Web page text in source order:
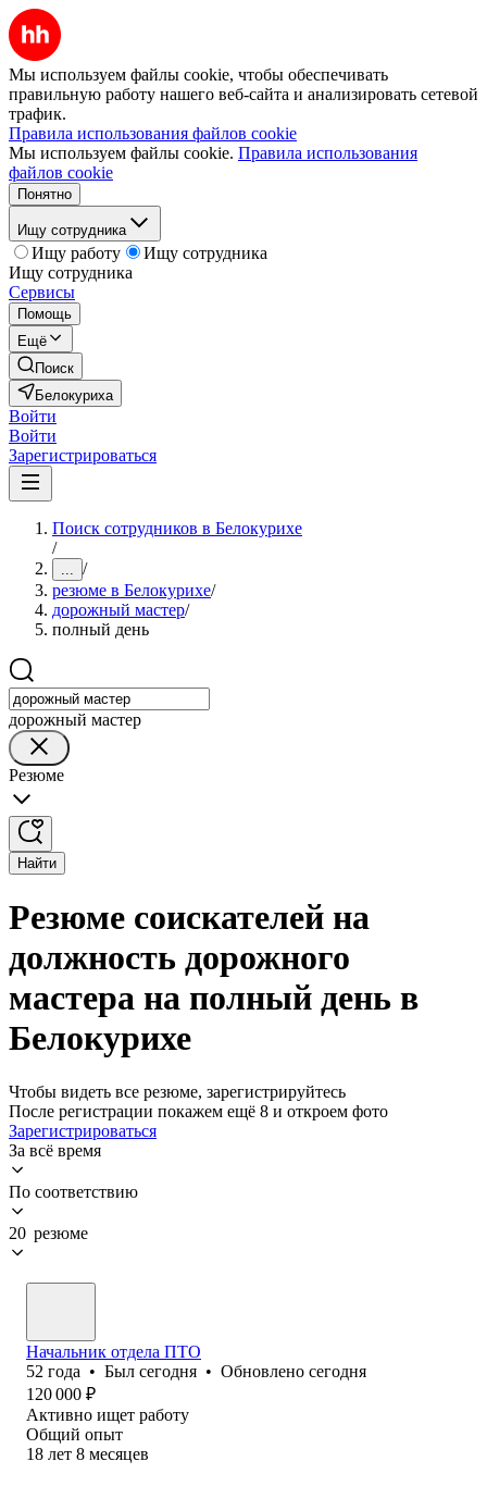
Мы используем файлы cookie, чтобы обеспечивать
правильную работу нашего веб-сайта и анализировать сетевой
трафик.
Правила использования файлов cookie
Мы используем файлы cookie. Правила использования
файлов cookie
Понятно
Ищу сотрудника
Ищу работу
Ищу сотрудника
Ищу сотрудника
Сервисы
Помощь
Ещё
Поиск
Белокуриха
Войти
Войти
Зарегистрироваться
Поиск сотрудников в Белокурихе
/
... /
резюме в Белокурихе/
дорожный мастер/
полный день
дорожный мастер
Резюме
Найти
Резюме соискателей на
должность дорожного
мастера на полный день в
Белокурихе
Чтобы видеть все резюме, зарегистрируйтесь
После регистрации покажем ещё 8 и откроем фото
Зарегистрироваться
За всё время
По соответствию
20 резюме
Начальник отдела ПТО
52 года • Был сегодня • Обновлено сегодня
120 000 ₽
Активно ищет работу
Общий опыт
18 лет 8 месяцев